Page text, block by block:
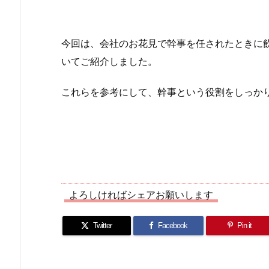
今回は、会社のお花見で幹事を任されたとき
いてご紹介しました。
これらを参考にして、幹事という役割をしっ
よろしければシェアお願いします
Twitter Facebook Pin it